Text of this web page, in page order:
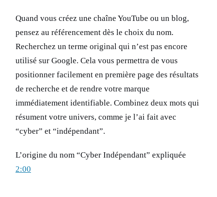
Quand vous créez une chaîne YouTube ou un blog,
pensez au référencement dès le choix du nom.
Recherchez un terme original qui n’est pas encore
utilisé sur Google. Cela vous permettra de vous
positionner facilement en première page des résultats
de recherche et de rendre votre marque
immédiatement identifiable. Combinez deux mots qui
résument votre univers, comme je l’ai fait avec
“cyber” et “indépendant”.
L’origine du nom “Cyber Indépendant” expliquée
2:00